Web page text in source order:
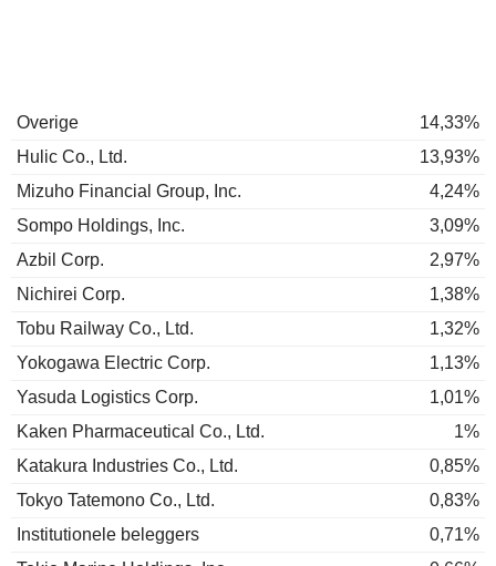
Overige
14,33%
Hulic Co., Ltd.
13,93%
Mizuho Financial Group, Inc.
4,24%
Sompo Holdings, Inc.
3,09%
Azbil Corp.
2,97%
Nichirei Corp.
1,38%
Tobu Railway Co., Ltd.
1,32%
Yokogawa Electric Corp.
1,13%
Yasuda Logistics Corp.
1,01%
Kaken Pharmaceutical Co., Ltd.
1%
Katakura Industries Co., Ltd.
0,85%
Tokyo Tatemono Co., Ltd.
0,83%
Institutionele beleggers
0,71%